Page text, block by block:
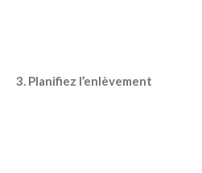
3. Planifiez l’enlèvement